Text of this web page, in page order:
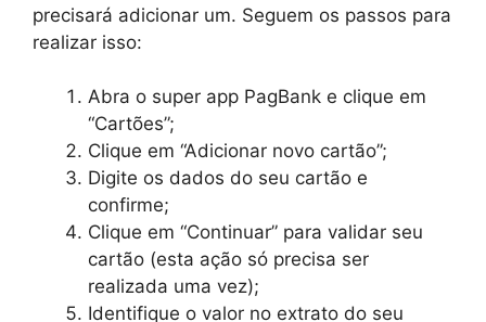
precisará adicionar um. Seguem os passos para
realizar isso:
Abra o super app PagBank e clique em
“Cartões”;
Clique em “Adicionar novo cartão”;
Digite os dados do seu cartão e
confirme;
Clique em “Continuar” para validar seu
cartão (esta ação só precisa ser
realizada uma vez);
Identifique o valor no extrato do seu